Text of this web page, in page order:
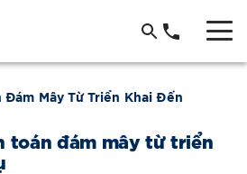
Mây Từ Triển Khai Đến
toán đám mây từ triển